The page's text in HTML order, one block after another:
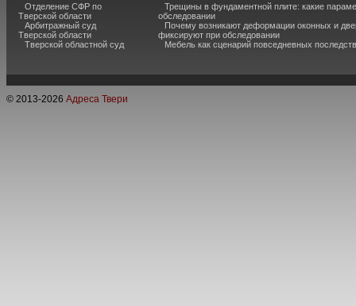
Отделение СФР по
Тверской области
Арбитражный суд
Тверской области
Тверской областной суд
Трещины в фундаментной плите: какие
обследовании
Почему возникают деформации оконных и
фиксируют при обследовании
Мебель как сценарий повседневных
© 2013-2026 Адреса Твери